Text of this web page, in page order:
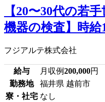
【20〜30代の若
機器の検査】時給
フジアルテ株式会社
給与 月収例200,000円
勤務地
福井県 越前市
寮・社宅 なし